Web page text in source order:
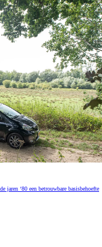
jaren ‘80 een betrouwbare basisbehoefte